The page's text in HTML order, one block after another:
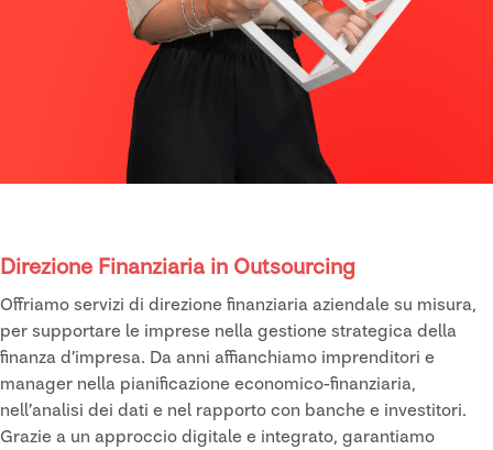
Direzione Finanziaria in Outsourcing
Offriamo servizi di direzione finanziaria aziendale su misura,
per supportare le imprese nella gestione strategica della
finanza d’impresa. Da anni affianchiamo imprenditori e
manager nella pianificazione economico-finanziaria,
nell’analisi dei dati e nel rapporto con banche e investitori.
Grazie a un approccio digitale e integrato, garantiamo